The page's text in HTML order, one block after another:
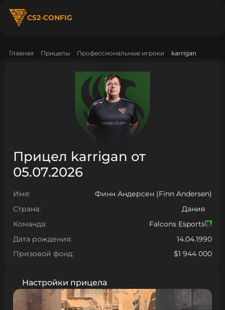
CS2-CONFIG
Главная Прицелы Профессиональные игроки karrigan
Прицел karrigan от
05.07.2026
Имя:
Финн Андерсен (Finn Andersen)
Страна:
Дания
Команда:
Falcons Esports
Дата рождения:
14.04.1990
Призовой фонд:
$1 944 000
Настройки прицела